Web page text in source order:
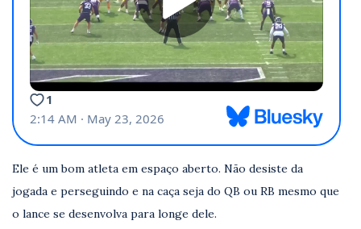
Ele é um bom atleta em espaço aberto. Não desiste da
jogada e perseguindo e na caça seja do QB ou RB mesmo que
o lance se desenvolva para longe dele.